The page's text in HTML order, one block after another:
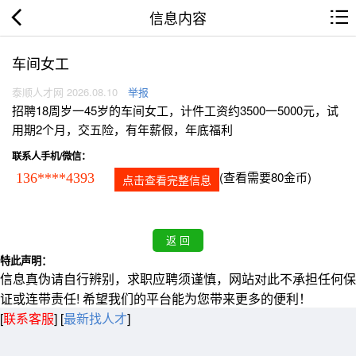
信息内容
车间女工
泰顺人才网 2026.08.10 举报
招聘18周岁一45岁的车间女工，计件工资约3500一5000元，试
用期2个月，交五险，有年薪假，年底福利
联系人手机/微信：
136****4393 点击查看完整信息 (查看需要80金币)
特此声明：
信息真伪请自行辨别，求职应聘须谨慎，网站对此不承担任何保
证或连带责任! 希望我们的平台能为您带来更多的便利！
[联系客服] [最新找人才]